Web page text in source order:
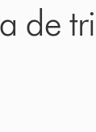
de